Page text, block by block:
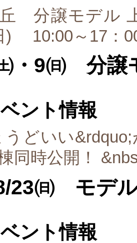
分譲モデル
) 10:00～17：
・9㈰ 分譲
ント情報
うどいい
同時公開！
23㈰ モデ
ント情報